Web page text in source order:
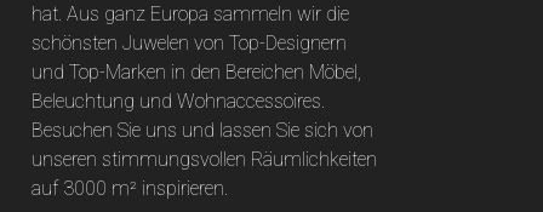
hat. Aus ganz Europa sammeln wir die
schönsten Juwelen von Top-Designern
und Top-Marken in den Bereichen Möbel,
Beleuchtung und Wohnaccessoires.
Besuchen Sie uns und lassen Sie sich von
unseren stimmungsvollen Räumlichkeiten
auf 3000 m² inspirieren.